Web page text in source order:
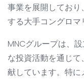
事業を展開してお
する大手コングロマ
MNCグループは、
な投資活動を通じ
献しています。特